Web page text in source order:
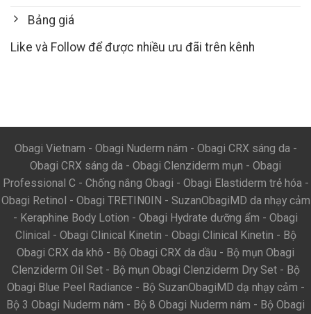
Bảng giá
Like và Follow để được nhiều ưu đãi trên kênh
Obagi Vietnam - Obagi Nuderm nám - Obagi CRX sáng da -
Obagi CRX sáng da - Obagi Clenziderm mụn - Obagi
Professional C - Chống nắng Obagi - Obagi Elastiderm trẻ hóa -
Obagi Retinol - Obagi TRETIN0IN - SuzanObagiMD da nhạy cảm
- Keraphine Body Lotion - Obagi Hydrate dưỡng ẩm - Obagi
Clinical - Obagi Clinical Kinetin - Obagi Clinical Kinetin - Bộ
Obagi CRX da khô - Bộ Obagi CRX da dầu - Bộ mụn Obagi
Clenziderm Oil Set- Bộ mụn Obagi Clenziderm Dry Set- Bộ
Obagi Blue Peel Radiance - Bộ SuzanObagiMD dạ nhạy cảm -
Bộ 3 Obagi Nuderm nám - Bộ 8 Obagi Nuderm nám - Bộ Obagi